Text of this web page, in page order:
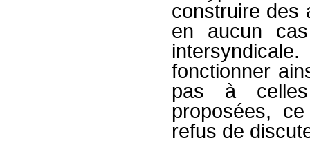
construire des
en aucun
fonctionner
pas à
proposées,
refus de